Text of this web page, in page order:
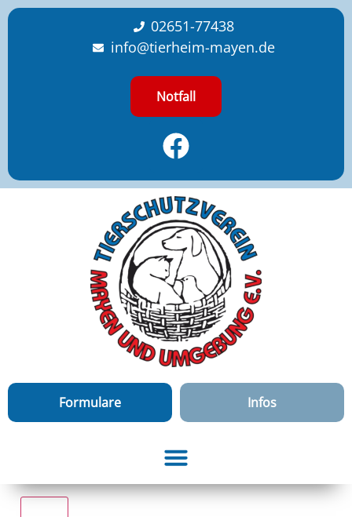
content
02651-77438
info@tierheim-mayen.de
Notfall
Formulare Infos